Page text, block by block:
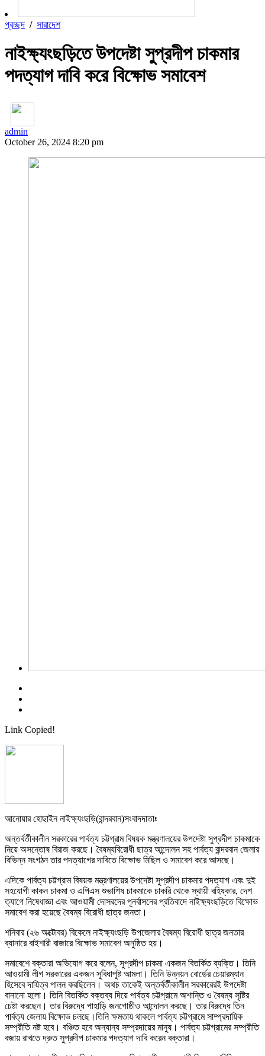
প্রচ্ছদ / সারাদেশ
নাইক্ষ্যংছড়িতে উপদেষ্টা সুপ্রদীপ চাকমার
পদত্যাগ দাবি করে বিক্ষোভ সমাবেশ
admin
October 26, 2024 8:20 pm
Link Copied!
আনোয়ার হোছাইন নাইক্ষ্যংছড়ি(বান্দরবান)সংবাদদাতাঃ
অন্তর্বর্তীকালীন সরকারের পার্বত্য চট্টগ্রাম বিষয়ক মন্ত্রণালয়ের উপদেষ্টা সুপ্রদীপ চাকমাকে
নিয়ে অসন্তোষ বিরাজ করছে। বৈষম্যবিরোধী ছাত্র আন্দোলন সহ পার্বত্য বান্দরবান জেলার
বিভিন্ন সংগঠন তার পদত্যাগের দাবিতে বিক্ষোভ মিছিল ও সমাবেশ করে আসছে।
এদিকে পার্বত্য চট্টগ্রাম বিষয়ক মন্ত্রণালয়ের উপদেষ্টা সুপ্রদীপ চাকমার পদত্যাগ এবং দুই
সহযোগী কাকন চাকমা ও এপিএস শুভাশিষ চাকমাকে চাকরি থেকে স্থায়ী বহিষ্কার, দেশ
ত্যাগে নিষেধাজ্ঞা এবং আওয়ামী দোসরদের পূনর্বাসনের প্রতিবাদে নাইক্ষ্যংছড়িতে বিক্ষোভ
সমাবেশ করা হয়েছে বৈষম্য বিরোধী ছাত্র জনতা।
শনিবার (২৬ অক্টোবর) বিকেলে নাইক্ষ্যংছড়ি উপজেলার বৈষম্য বিরোধী ছাত্র জনতার
ব্যানারে বাইশারী বাজারে বিক্ষোভ সমাবেশ অনুষ্ঠিত হয়।
সমাবেশে বক্তারা অভিযোগ করে বলেন, সুপ্রদীপ চাকমা একজন বিতর্কিত ব্যক্তি। তিনি
আওয়ামী লীগ সরকারের একজন সুবিধাপুষ্ট আমলা। তিনি উন্নয়ন বোর্ডের চেয়ারম্যান
হিসেবে দায়িত্ব পালন করছিলেন। অথচ তাকেই অন্তর্বর্তীকালীন সরকারেরই উপদেষ্টা
বানানো হলো। তিনি বিতর্কিত বক্তব্য দিয়ে পার্বত্য চট্টগ্রামে অশান্তি ও বৈষম্য সৃষ্টির
চেষ্টা করছেন। তার বিরুদ্ধে পাহাড়ি জনগোষ্ঠীও আন্দোলন করছে। তার বিরুদ্ধে তিন
পার্বত্য জেলায় বিক্ষোভ চলছে।তিনি ক্ষমতায় থাকলে পার্বত্য চট্টগ্রামে সাম্প্রদায়িক
সম্প্রীতি নষ্ট হবে। বঞ্চিত হবে অন্যান্য সম্প্রদায়ের মানুষ। পার্বত্য চট্টগ্রামের সম্প্রীতি
বজায় রাখতে দ্রুত সুপ্রদীপ চাকমার পদত্যাগ দাবি করেন বক্তারা।